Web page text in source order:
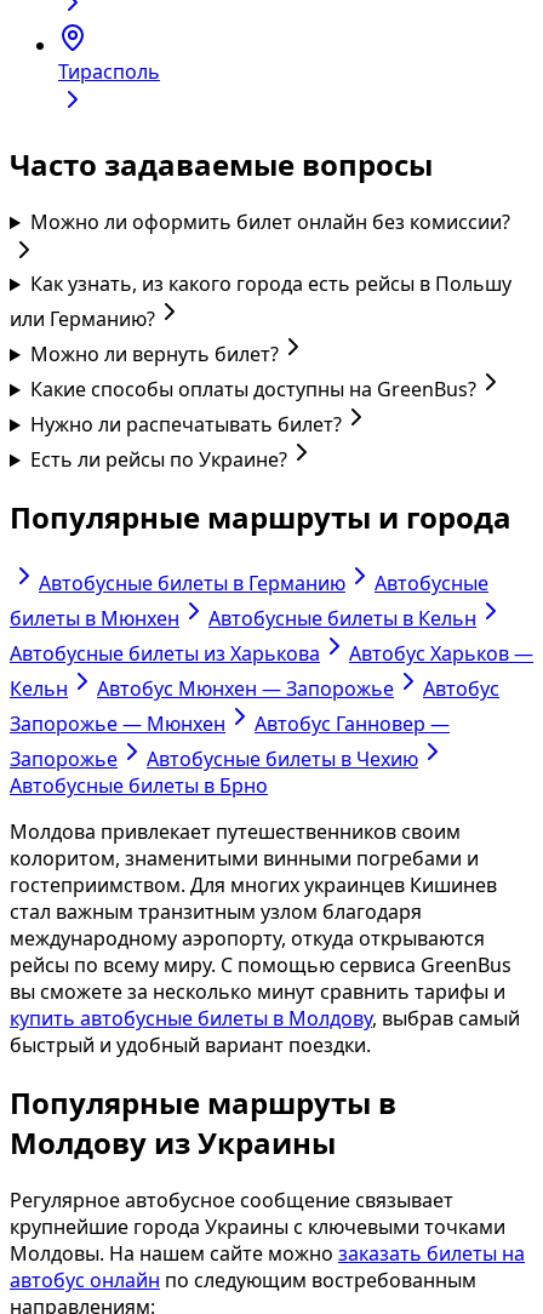
Тирасполь
Часто задаваемые вопросы
Можно ли оформить билет онлайн без комиссии?
Как узнать, из какого города есть рейсы в Польшу
или Германию?
Можно ли вернуть билет?
Какие способы оплаты доступны на GreenBus?
Нужно ли распечатывать билет?
Есть ли рейсы по Украине?
Популярные маршруты и города
Автобусные билеты в Германию
Автобусные
билеты в Мюнхен
Автобусные билеты в Кельн
Автобусные билеты из Харькова
Автобус Харьков —
Кельн
Автобус Мюнхен — Запорожье
Автобус
Запорожье — Мюнхен
Автобус Ганновер —
Запорожье
Автобусные билеты в Чехию
Автобусные билеты в Брно
Молдова привлекает путешественников своим
колоритом, знаменитыми винными погребами и
гостеприимством. Для многих украинцев Кишинев
стал важным транзитным узлом благодаря
международному аэропорту, откуда открываются
рейсы по всему миру. С помощью сервиса GreenBus
вы сможете за несколько минут сравнить тарифы и
купить автобусные билеты в Молдову, выбрав самый
быстрый и удобный вариант поездки.
Популярные маршруты в
Молдову из Украины
Регулярное автобусное сообщение связывает
крупнейшие города Украины с ключевыми точками
Молдовы. На нашем сайте можно заказать билеты на
автобус онлайн по следующим востребованным
направлениям: